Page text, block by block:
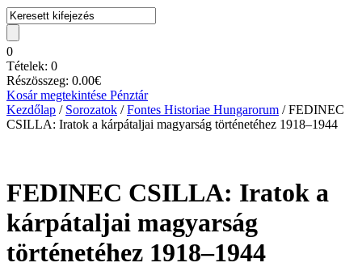
0
Tételek: 0
Részösszeg: 0.00€
Kosár megtekintése Pénztár
Kezdőlap / Sorozatok /Fontes Historiae Hungarorum / FEDINEC
CSILLA: Iratok a kárpátaljai magyarság történetéhez 1918–1944
FEDINEC CSILLA: Iratok a
kárpátaljai magyarság
történetéhez 1918–1944